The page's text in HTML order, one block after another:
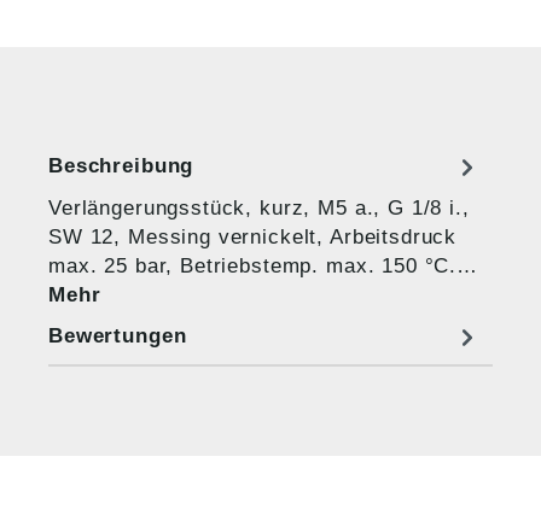
Beschreibung
Verlängerungsstück, kurz, M5 a., G 1/8 i.,
SW 12, Messing vernickelt, Arbeitsdruck
max. 25 bar, Betriebstemp. max. 150 °C.…
Mehr
Bewertungen